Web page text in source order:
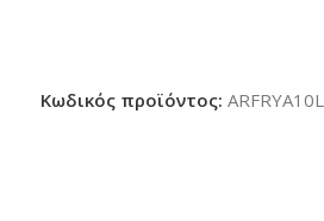
Κωδικός προϊόντος: ARFRYA10L